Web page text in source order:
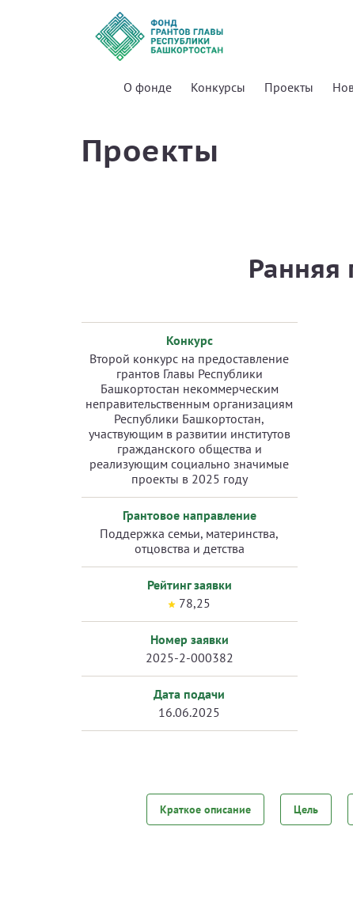
О фонде Конкурсы Проекты
Проекты
Ранняя
Конкурс
Второй конкурс на предоставление
грантов Главы Республики
Башкортостан некоммерческим
неправительственным организациям
Республики Башкортостан,
участвующим в развитии институтов
гражданского общества и
реализующим социально значимые
проекты в 2025 году
Грантовое направление
Поддержка семьи, материнства,
отцовства и детства
Рейтинг заявки
78,25
Номер заявки
2025-2-000382
Дата подачи
16.06.2025
Краткое описание Цель